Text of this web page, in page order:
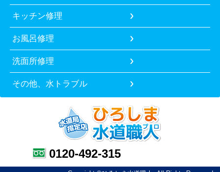
キッチン修理
お風呂修理
洗面所修理
その他、水トラブル
0120-492-315